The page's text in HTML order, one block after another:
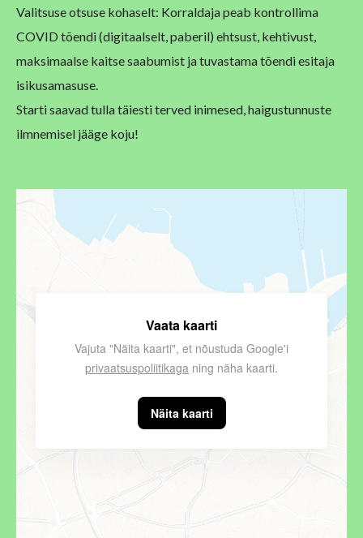
Valitsuse otsuse kohaselt: Korraldaja peab kontrollima
COVID tõendi (digitaalselt, paberil) ehtsust, kehtivust,
maksimaalse kaitse saabumist ja tuvastama tõendi esitaja
isikusamasuse.
Starti saavad tulla täiesti terved inimesed, haigustunnuste
ilmnemisel jääge koju!
Vaata kaarti
Vajuta "Näita kaarti", et nõustuda Google'i
privaatsuspoliitikaga ning näha kaarti.
Näita kaarti